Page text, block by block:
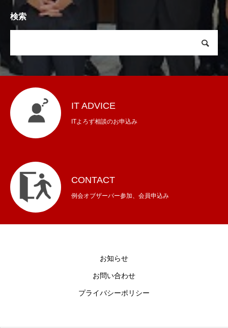
検索
IT ADVICE
ITよろず相談のお申込み
CONTACT
例会オブザーバー参加、会員申込み
お知らせ
お問い合わせ
プライバシーポリシー